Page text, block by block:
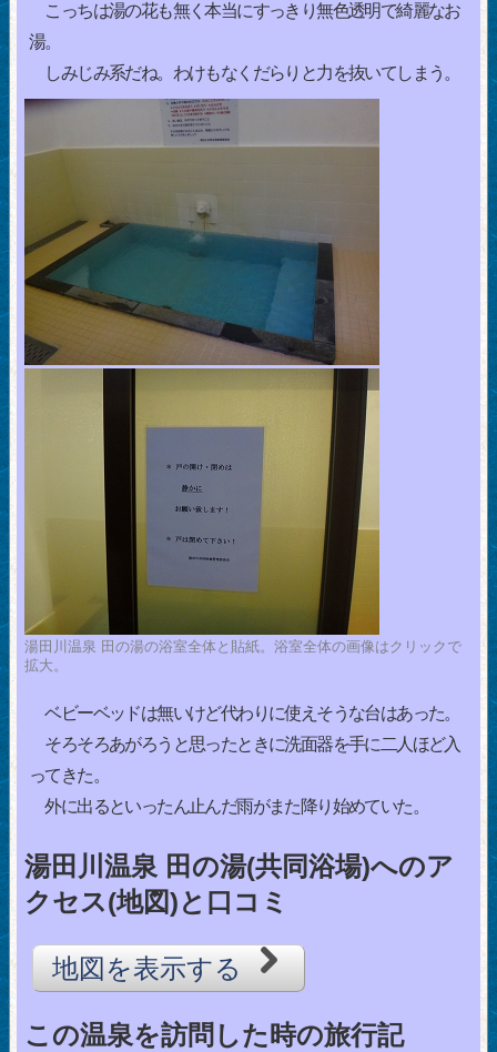
こっちは湯の花も無く本当にすっきり無色透明で綺麗なお
湯。
しみじみ系だね。わけもなくだらりと力を抜いてしまう。
湯田川温泉 田の湯の浴室全体と貼紙。浴室全体の画像はクリックで
拡大。
ベビーベッドは無いけど代わりに使えそうな台はあった。
そろそろあがろうと思ったときに洗面器を手に二人ほど入
ってきた。
外に出るといったん止んだ雨がまた降り始めていた。
湯田川温泉 田の湯(共同浴場)へのア
クセス(地図)と口コミ
地図を表示する
この温泉を訪問した時の旅行記